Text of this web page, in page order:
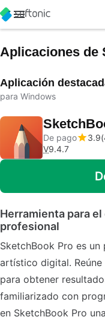
Aplicaciones de
Aplicación
para Windows
De pago
3.9
V9.4.7
Herramienta para
profesional
SketchBook Pro es
artístico digital.
para obtener
familiarizado con
en SketchBook Pro